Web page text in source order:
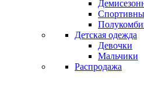
Детская одежда
Девочки
Мальчики
Распродажа